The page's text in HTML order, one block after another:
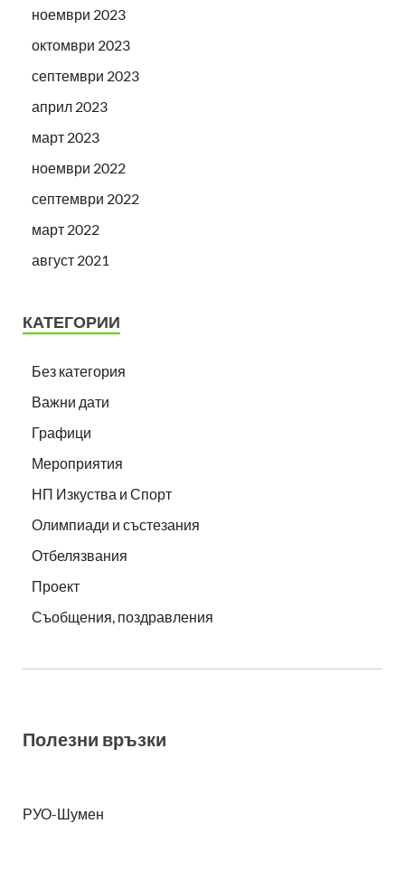
ноември 2023
октомври 2023
септември 2023
април 2023
март 2023
ноември 2022
септември 2022
март 2022
август 2021
КАТЕГОРИИ
Без категория
Важни дати
Графици
Мероприятия
НП Изкуства и Спорт
Олимпиади и състезания
Отбелязвания
Проект
Съобщения, поздравления
Полезни връзки
РУО-Шумен